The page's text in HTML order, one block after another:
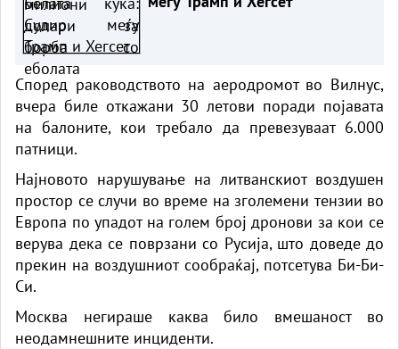
Според раководството на аеродромот во Вилнус,
вчера биле откажани 30 летови поради појавата
на балоните, кои требало да превезуваат 6.000
патници.
Најновото нарушување на литванскиот воздушен
простор се случи во време на зголемени тензии во
Европа по упадот на голем број дронови за кои се
верува дека се поврзани со Русија, што доведе до
прекин на воздушниот сообраќај, потсетува Би-Би-
Си.
Москва негираше каква било вмешаност во
неодамнешните инциденти.